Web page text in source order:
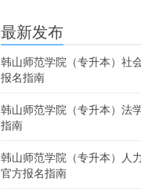
最新发布
韩山师范学院（专升本）社
报名指南
韩山师范学院（专升本）法
指南
韩山师范学院（专升本）人
官方报名指南